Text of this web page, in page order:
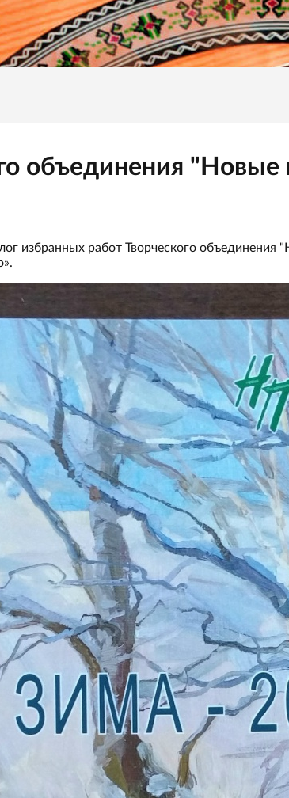
объединения
избранных работ Творческого